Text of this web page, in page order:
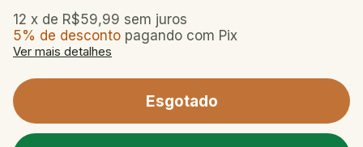
12 x de R$59,99 sem juros
5% de desconto pagando com Pix
Ver mais detalhes